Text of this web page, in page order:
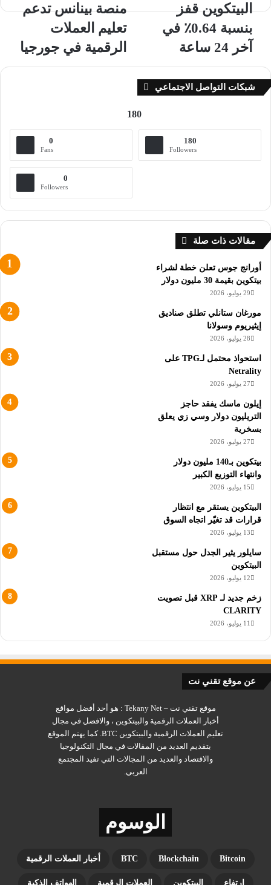
منصة
تدعم
تعليم
العملات
الرقمية
منصة بينانس تدعم
تعليم العملات
الرقمية في جورجيا
البيتكوين
قفز
بنسبة
آخر
24
ساعة
البيتكوين قفز
بنسبة 0.64٪ في
آخر 24 ساعة
شبكات التواصل الاجتماعي
180
0
Fans
180
Followers
0
Followers
مقالات ذات صلة
أورانج جوس تعلن خطة لشراء
بيتكوين بقيمة 30 مليون دولار
29 يوليو، 2026
مورغان ستانلي تطلق صناديق
إيثيريوم وسولانا
28 يوليو، 2026
استحواذ محتمل لـTPG على
Netrality
27 يوليو، 2026
إيلون ماسك يفقد حاجز
التريليون دولار وسي زي يعلق
بسخرية
27 يوليو، 2026
بيتكوين بـ140 مليون دولار
وانتهاء التوزيع الكبير
15 يوليو، 2026
البيتكوين يستقر مع انتظار
قرارات قد تغيّر اتجاه السوق
13 يوليو، 2026
سايلور يثير الجدل حول مستقبل
البيتكوين
12 يوليو، 2026
زخم جديد لـ XRP قبل تصويت
CLARITY
11 يوليو، 2026
عن موقع تقني نت
موقع تقني نت – Tekany Net : هو أحد أفضل مواقع
أخبار العملات الرقمية والبيتكوين ، والافضل في مجال
تعليم العملات الرقمية والبيتكوين BTC. كما يهتم الموقع
بتقديم العديد من المقالات في مجال التكنولوجيا
والاقتصاد والعديد من المجالات التي تفيد المجتمع
العربي.
الوسوم
Bitcoin
Blockchain
BTC أخبار العملات الرقمية
ارتفاع البيتكوين العملات الرقمية الهواتف الذكية